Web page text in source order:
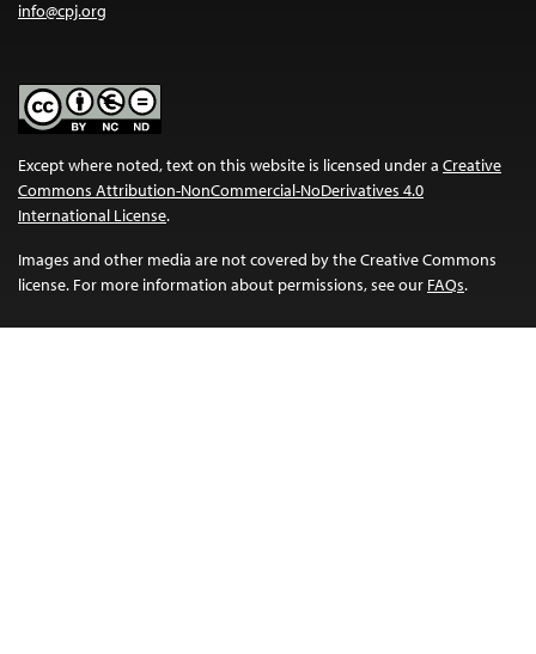
info@cpj.org
Except where noted, text on this website is licensed under a Creative
Commons Attribution-NonCommercial-NoDerivatives 4.0
International License.
Images and other media are not covered by the Creative Commons
license. For more information about permissions, see our FAQs.